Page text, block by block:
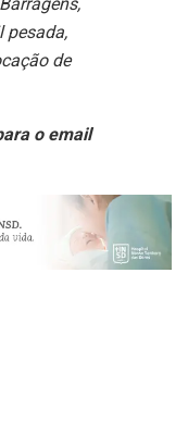
pesada,
de
o email